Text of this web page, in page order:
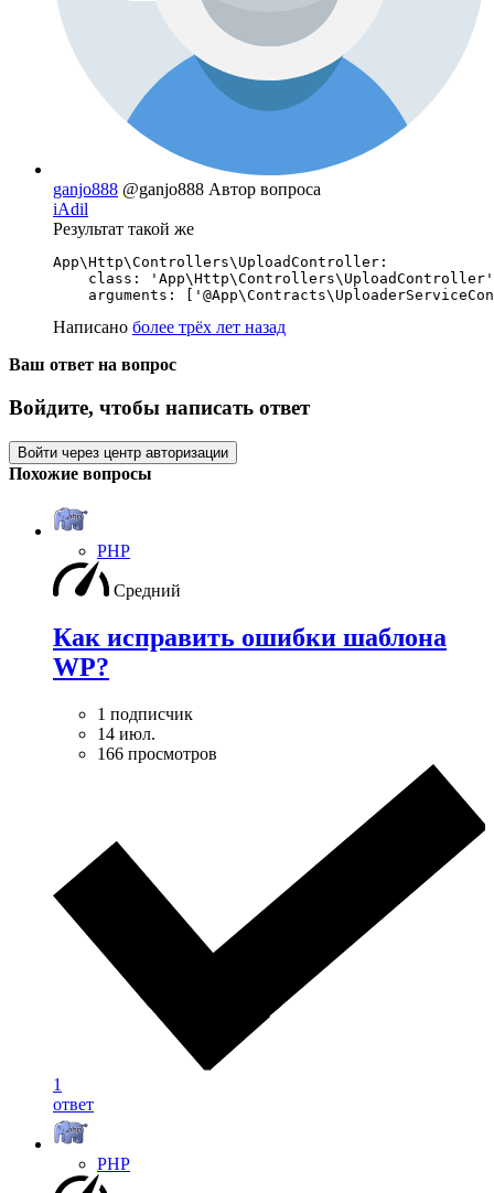
ganjo888 @ganjo888 Автор вопроса
iAdil
Результат такой же
App\Http\Controllers\UploadController:
    class: 'App\Http\Controllers\UploadController'
arguments:
Написано более трёх лет назад
Ваш ответ на вопрос
Войдите, чтобы написать ответ
Войти через центр авторизации
Похожие вопросы
PHP
Средний
Как исправить ошибки шаблона
WP?
1 подписчик
14 июл.
166 просмотров
1
ответ
PHP